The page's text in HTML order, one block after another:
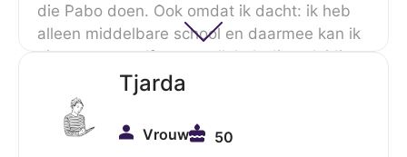
die Pabo doen. Ook omdat ik dacht: ik heb
alleen middelbare school en daarmee kan ik
niet voor mezelf zorgen. Ik heb die opleiding
gedaan in 4 jaar. En ik voelde me eigenlijk
best trots. Maar dat werd door hem niet als
zodanig gezien. Wel naar anderen toe, maar
naar mij toe absoluut niet.’
Tjarda
Vrouw 50